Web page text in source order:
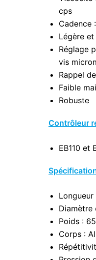
cps
Cadence
Légère
Réglage
vis
Rappel
Faible
Robuste
Contrôleur
EB110 et
Longueur
Diamètre
Poids :
Corps :